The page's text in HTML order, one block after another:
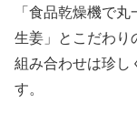
「食品乾燥機で
生姜」とこだわり
組み合わせは珍し
す。